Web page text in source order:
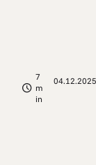
7
m
in